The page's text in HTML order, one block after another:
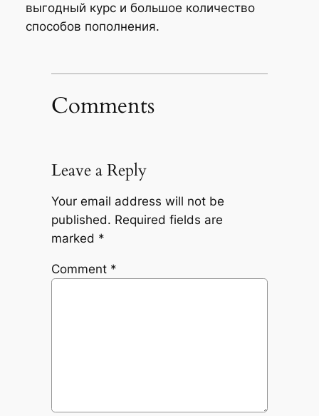
выгодный курс и большое количество
способов пополнения.
Comments
Leave a Reply
Your email address will not be
published. Required fields are
marked *
Comment *